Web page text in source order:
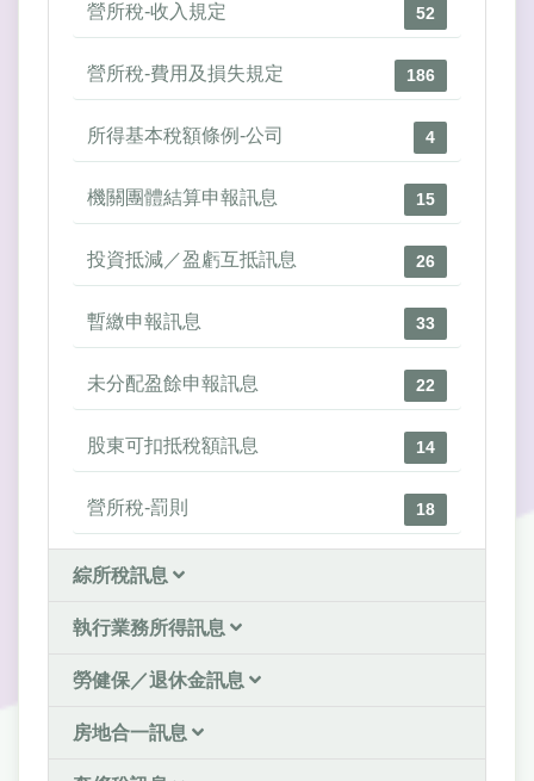
營所稅-收入規定 52
營所稅-費用及損失規定 186
所得基本稅額條例-公司 4
機關團體結算申報訊息 15
投資抵減／盈虧互抵訊息 26
暫繳申報訊息 33
未分配盈餘申報訊息 22
股東可扣抵稅額訊息 14
營所稅-罰則 18
綜所稅訊息
執行業務所得訊息
勞健保／退休金訊息
房地合一訊息